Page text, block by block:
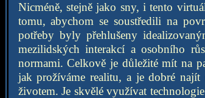
Nicméně, stejně jako sny, i tento
tomu, abychom se soustředili na
potřeby byly přehlušeny
mezilidských interakcí a osobního
normami. Celkově je důležité mít na
jak prožíváme realitu, a je dobré
životem. Je skvělé využívat